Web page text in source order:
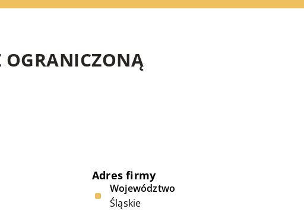
Adres firmy
Województwo
Śląskie